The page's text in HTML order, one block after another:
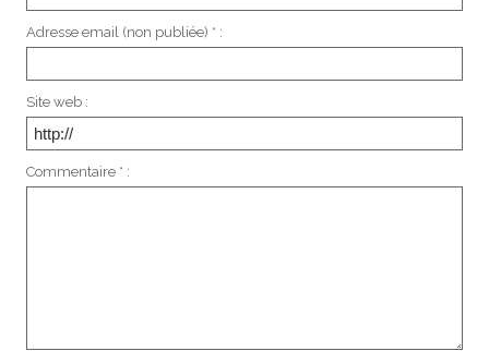
Adresse email (non publiée) * :
Site web :
Commentaire * :